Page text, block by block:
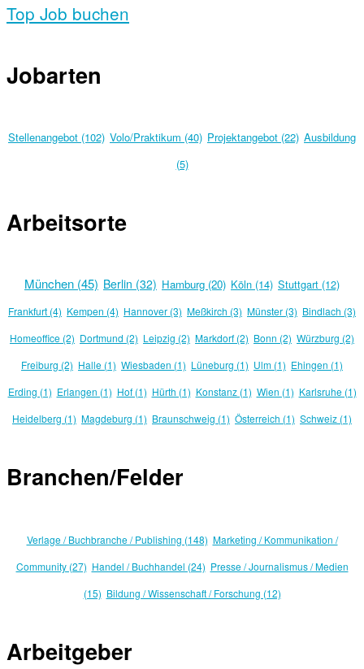
Top Job buchen
Jobarten
Stellenangebot (102) Volo/Praktikum (40) Projektangebot (22) Ausbildung
(5)
Arbeitsorte
München (45) Berlin (32) Hamburg (20) Köln (14) Stuttgart (12)
Frankfurt (4) Kempen (4) Hannover (3) Meßkirch (3) Münster (3) Bindlach (3)
Homeoffice (2) Dortmund (2) Leipzig (2) Markdorf (2) Bonn (2) Würzburg (2)
Freiburg (2) Halle (1) Wiesbaden (1) Lüneburg (1) Ulm (1) Ehingen (1)
Erding (1) Erlangen (1) Hof (1) Hürth (1) Konstanz (1) Wien (1) Karlsruhe (1)
Heidelberg (1) Magdeburg (1) Braunschweig (1) Österreich (1) Schweiz (1)
Branchen/Felder
Verlage / Buchbranche / Publishing (148) Marketing / Kommunikation /
Community (27) Handel / Buchhandel (24) Presse / Journalismus / Medien
(15) Bildung / Wissenschaft / Forschung (12)
Arbeitgeber